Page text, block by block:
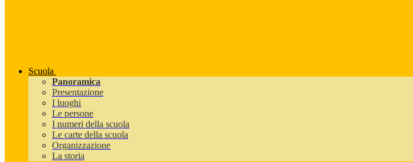
Scuola
Panoramica
Presentazione
I luoghi
Le persone
I numeri della scuola
Le carte della scuola
Organizzazione
La storia